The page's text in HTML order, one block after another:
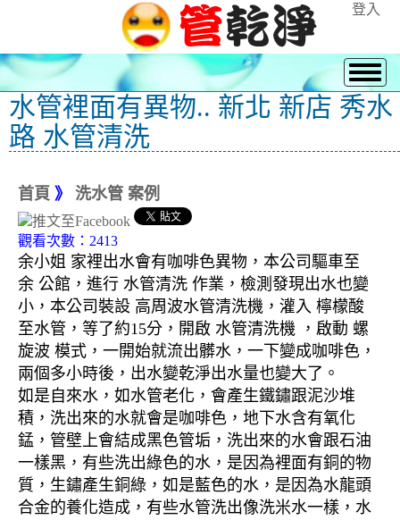
登入
水管裡面有異物.. 新北 新店 秀水
路 水管清洗
首頁 》 洗水管 案例
觀看次數：2413
余小姐 家裡出水會有咖啡色異物，本公司驅車至
余 公館，進行 水管清洗 作業，檢測發現出水也變
小，本公司裝設 高周波水管清洗機，灌入 檸檬酸
至水管，等了約15分，開啟 水管清洗機 ，啟動 螺
旋波 模式，一開始就流出髒水，一下變成咖啡色，
兩個多小時後，出水變乾淨出水量也變大了。
如是自來水，如水管老化，會產生鐵鏽跟泥沙堆
積，洗出來的水就會是咖啡色，地下水含有氧化
錳，管壁上會結成黑色管垢，洗出來的水會跟石油
一樣黑，有些洗出綠色的水，是因為裡面有銅的物
質，生鏽產生銅綠，如是藍色的水，是因為水龍頭
合金的養化造成，有些水管洗出像洗米水一樣，水